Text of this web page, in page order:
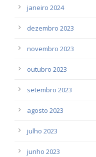
janeiro 2024
dezembro 2023
novembro 2023
outubro 2023
setembro 2023
agosto 2023
julho 2023
junho 2023